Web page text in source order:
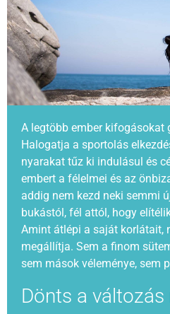
A legtöbb ember kifogásokat
Halogatja a sportolás
nyarakat tűz ki indulásul és
embert a félelmei és az
addig nem kezd neki semmi
bukástól, fél attól, hogy
Amint átlépi a saját korlátait,
megállítja. Sem a finom
sem mások véleménye, sem
Dönts a változás